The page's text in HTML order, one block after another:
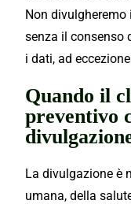
Non
senza il consenso
i dati, ad
Quando il
preventivo
La divulgazione è
umana, della